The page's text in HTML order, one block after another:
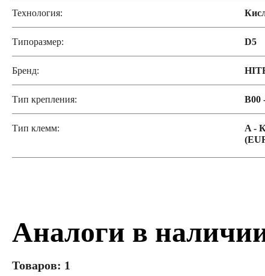
Технология:
Типоразмер: D5
Бренд:
Тип крепления: B00
Тип клемм:
A -
Аналоги в
Товаров: 1